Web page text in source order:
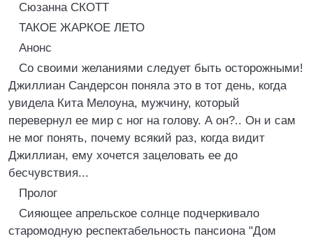
Сюзанна СКОТТ
ТАКОЕ ЖАРКОЕ ЛЕТО
Анонс
Со своими желаниями следует быть осторожными!
Джиллиан Сандерсон поняла это в тот день, когда
увидела Кита Мелоуна, мужчину, который
перевернул ее мир с ног на голову. А он?.. Он и сам
не мог понять, почему всякий раз, когда видит
Джиллиан, ему хочется зацеловать ее до
бесчувствия...
Пролог
Сияющее апрельское солнце подчеркивало
старомодную респектабельность пансиона "Дом